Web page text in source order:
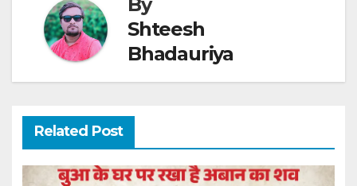
Shteesh
Bhadauriya
Related Post